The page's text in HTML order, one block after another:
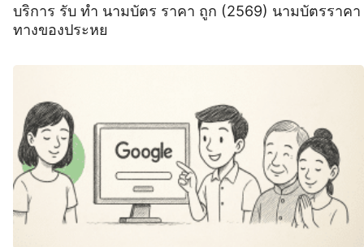
บริการ รับ ทำ นามบัตร ราคา ถูก (2569) นามบัตรราคา
ทางของประหย